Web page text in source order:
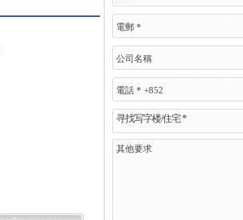
寻找写字楼/住宅 *